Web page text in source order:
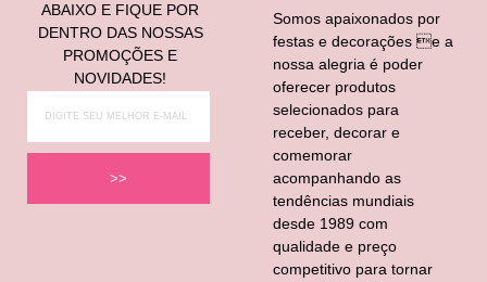
ABAIXO E FIQUE POR
DENTRO DAS NOSSAS
PROMOÇÕES E
NOVIDADES!
>>
Somos apaixonados por
festas e decorações e a
nossa alegria é poder
oferecer produtos
selecionados para
receber, decorar e
comemorar
acompanhando as
tendências mundiais
desde 1989 com
qualidade e preço
competitivo para tornar